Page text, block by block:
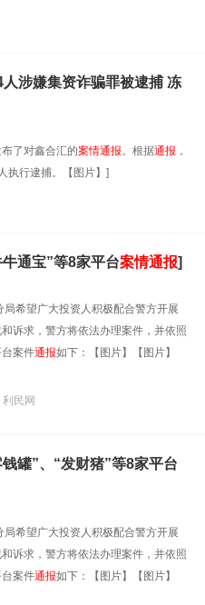
人涉嫌集资诈骗罪被逮捕 冻
了对鑫合汇的案情通报。根据通报 ，
执行逮捕。【图片】]
通宝”等8家平台案情通报]
希望广大投资人积极配合警方开展
诉求，警方将依法办理案件，并依照
案件通报如下：【图片】【图片】
利民网
罐”、“发财猪”等8家平台
希望广大投资人积极配合警方开展
诉求，警方将依法办理案件，并依照
案件通报如下：【图片】【图片】